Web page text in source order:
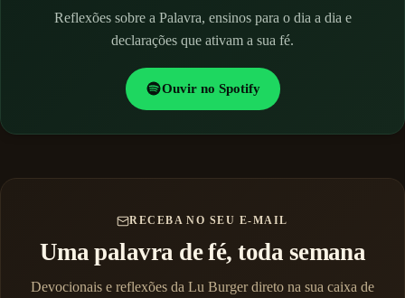
Reflexões sobre a Palavra, ensinos para o dia a dia e
declarações que ativam a sua fé.
Ouvir no Spotify
RECEBA NO SEU E-MAIL
Uma palavra de fé, toda semana
Devocionais e reflexões da Lu Burger direto na sua caixa de